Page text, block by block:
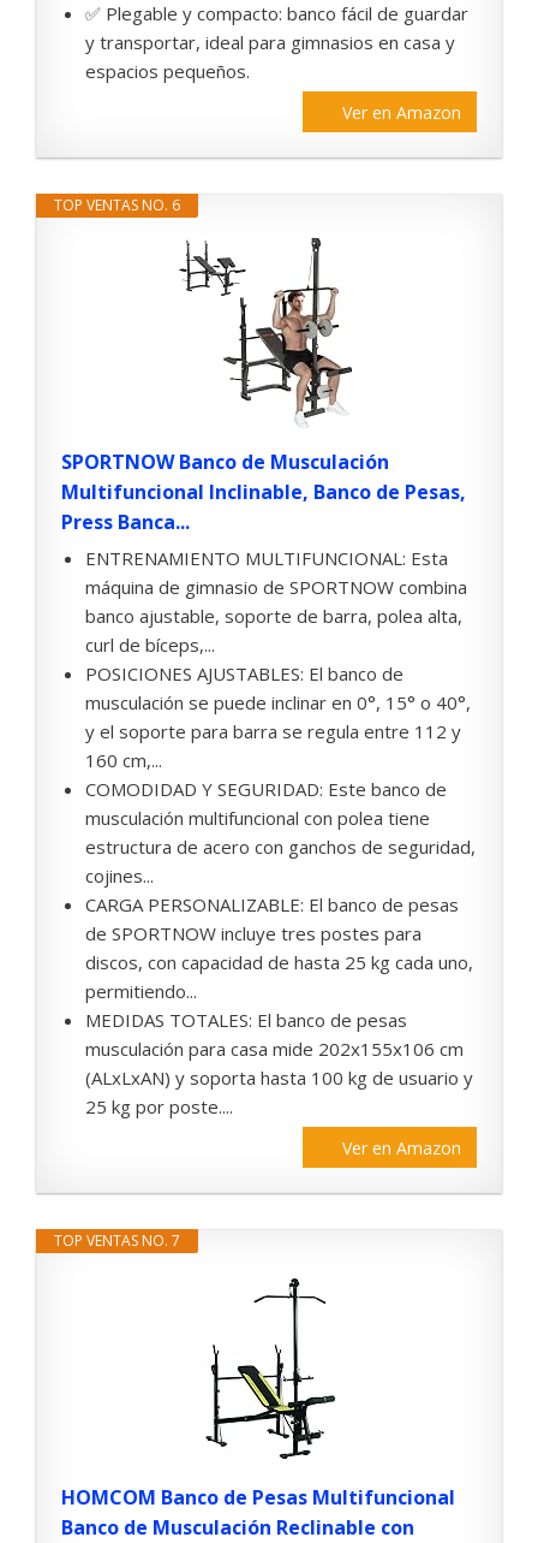
✅ Plegable y compacto: banco fácil de guardar
y transportar, ideal para gimnasios en casa y
espacios pequeños.
Ver en Amazon
TOP VENTAS NO. 6
SPORTNOW Banco de Musculación
Multifuncional Inclinable, Banco de Pesas,
Press Banca...
ENTRENAMIENTO MULTIFUNCIONAL: Esta
máquina de gimnasio de SPORTNOW combina
banco ajustable, soporte de barra, polea alta,
curl de bíceps,...
POSICIONES AJUSTABLES: El banco de
musculación se puede inclinar en 0°, 15° o 40°,
y el soporte para barra se regula entre 112 y
160 cm,...
COMODIDAD Y SEGURIDAD: Este banco de
musculación multifuncional con polea tiene
estructura de acero con ganchos de seguridad,
cojines...
CARGA PERSONALIZABLE: El banco de pesas
de SPORTNOW incluye tres postes para
discos, con capacidad de hasta 25 kg cada uno,
permitiendo...
MEDIDAS TOTALES: El banco de pesas
musculación para casa mide 202x155x106 cm
(ALxLxAN) y soporta hasta 100 kg de usuario y
25 kg por poste....
Ver en Amazon
TOP VENTAS NO. 7
HOMCOM Banco de Pesas Multifuncional
Banco de Musculación Reclinable con